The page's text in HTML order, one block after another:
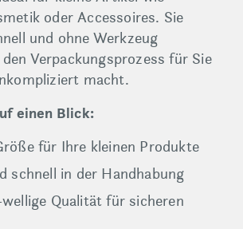
oder Accessoires. Sie
und ohne Werkzeug
Verpackungsprozess für Sie
macht.
einen Blick:
für Ihre kleinen Produkte
schnell in der Handhabung
Qualität für sicheren